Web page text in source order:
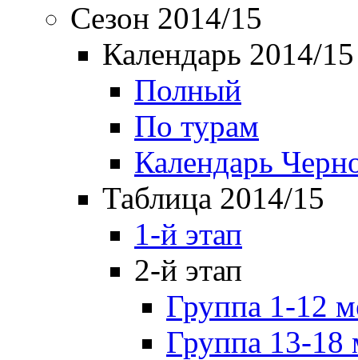
Сезон 2014/15
Календарь 2014/15
Полный
По турам
Календарь
Таблица 2014/15
1-й этап
2-й этап
Группа 1-12
Группа 13-18